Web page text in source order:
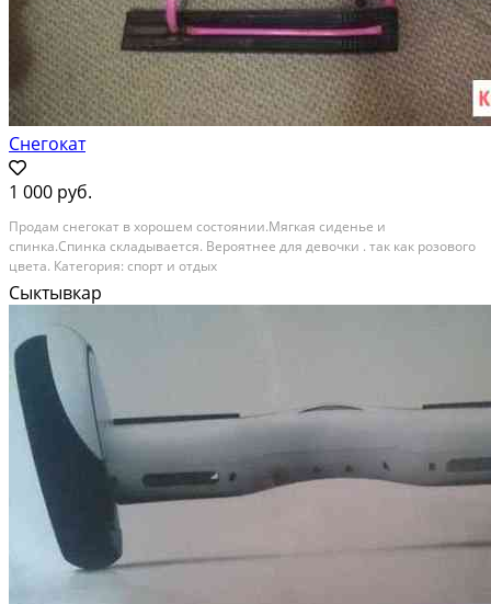
Снегокат
1 000 руб.
Продам снегокат в хорошем состоянии.Мягкая сиденье и
спинка.Спинка складывается. Вероятнее для девочки . так как розового
цвета. Категория: спорт и отдых
Сыктывкар